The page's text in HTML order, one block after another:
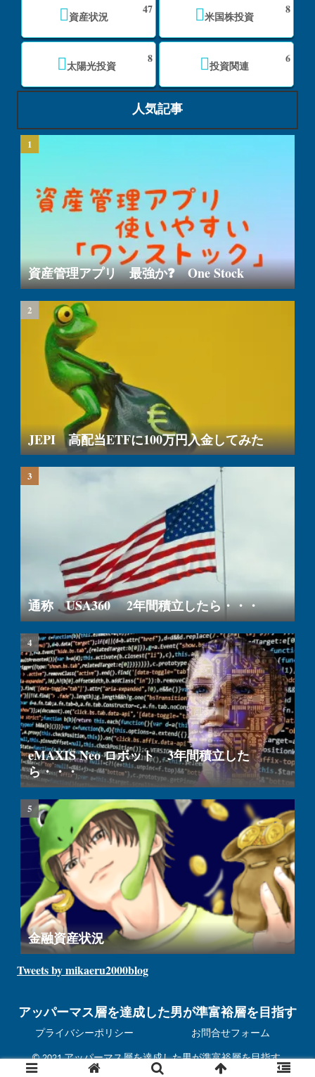
資産状況
47
米国株投資
8
太陽光投資
8
投資関連
6
人気記事
資産管理アプリ 最強か❓ One Stock
JEPI 高配当ETFに100万円入金してみた
通称 USA360 2年間積立したら・・・
eMAXIS Neo ロボット 3年間積立した
ら・・・
金融資産状況
Tweets by mikaeru2000blog
アッパーマス層を達成した男が準富裕層を目指す
プライバシーポリシー お問合せフォーム
© 2021 アッパーマス層を達成した男が準富裕層を目指す.